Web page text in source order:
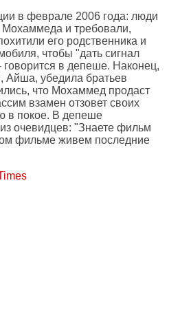
в феврале 2006 года: люди
и требовали,
его родственника и
чтобы "дать сигнал
в депеше. Наконец,
Айша, убедила братьев
что Мохаммед продаст
взамен отзовет своих
в покое. В депеше
очевидцев: "Знаете фильм
фильме живем последние